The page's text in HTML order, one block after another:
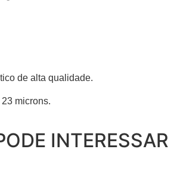
de alta qualidade.
microns.
INTERESSAR